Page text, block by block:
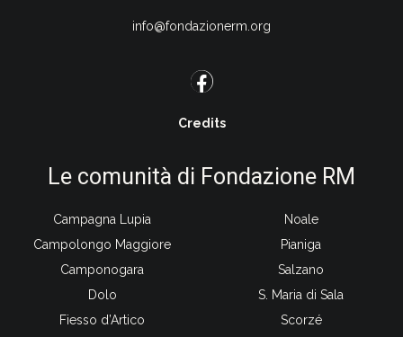
info@fondazionerm.org
Credits
Le comunità di Fondazione RM
Campagna Lupia
Campolongo Maggiore
Camponogara
Dolo
Fiesso d’Artico
Noale
Pianiga
Salzano
S. Maria di Sala
Scorzé